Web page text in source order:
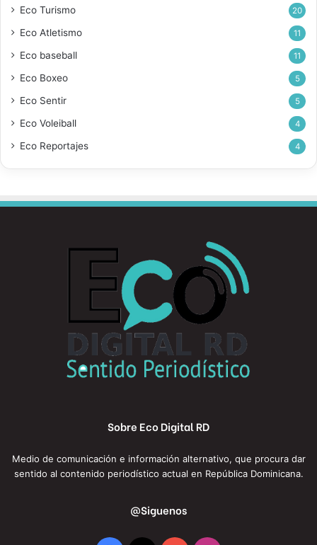
Eco Turismo 20
Eco Atletismo 11
Eco baseball 11
Eco Boxeo 5
Eco Sentir 5
Eco Voleiball 4
Eco Reportajes 4
Sobre Eco Digital RD
Medio de comunicación e información alternativo, que procura dar
sentido al contenido periodístico actual en República Dominicana.
@Siguenos